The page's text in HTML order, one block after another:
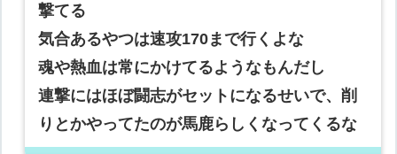
撃てる
気合あるやつは速攻170まで行くよな
魂や熱血は常にかけてるようなもんだし
連撃にはほぼ闘志がセットになるせいで、削
りとかやってたのが馬鹿らしくなってくるな